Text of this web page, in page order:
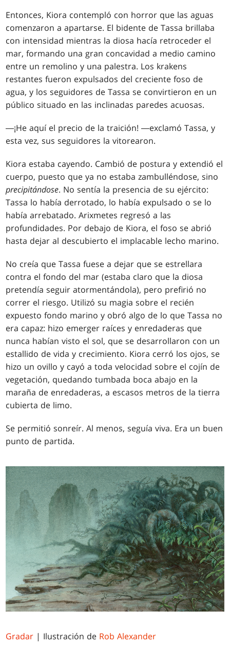
Entonces, Kiora contempló con horror que las aguas
comenzaron a apartarse. El bidente de Tassa brillaba
con intensidad mientras la diosa hacía retroceder el
mar, formando una gran concavidad a medio camino
entre un remolino y una palestra. Los krakens
restantes fueron expulsados del creciente foso de
agua, y los seguidores de Tassa se convirtieron en un
público situado en las inclinadas paredes acuosas.
―¡He aquí el precio de la traición! ―exclamó Tassa, y
esta vez, sus seguidores la vitorearon.
Kiora estaba cayendo. Cambió de postura y extendió el
cuerpo, puesto que ya no estaba zambulléndose, sino
precipitándose. No sentía la presencia de su ejército:
Tassa lo había derrotado, lo había expulsado o se lo
había arrebatado. Arixmetes regresó a las
profundidades. Por debajo de Kiora, el foso se abrió
hasta dejar al descubierto el implacable lecho marino.
No creía que Tassa fuese a dejar que se estrellara
contra el fondo del mar (estaba claro que la diosa
pretendía seguir atormentándola), pero prefirió no
correr el riesgo. Utilizó su magia sobre el recién
expuesto fondo marino y obró algo de lo que Tassa no
era capaz: hizo emerger raíces y enredaderas que
nunca habían visto el sol, que se desarrollaron con un
estallido de vida y crecimiento. Kiora cerró los ojos, se
hizo un ovillo y cayó a toda velocidad sobre el cojín de
vegetación, quedando tumbada boca abajo en la
maraña de enredaderas, a escasos metros de la tierra
cubierta de limo.
Se permitió sonreír. Al menos, seguía viva. Era un buen
punto de partida.
Gradar | Ilustración de Rob Alexander